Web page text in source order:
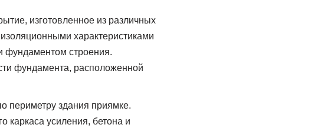
изготовленное из различных
характеристиками
фундаментом строения.
фундамента, расположенной
периметру здания приямке.
каркаса усиления, бетона и